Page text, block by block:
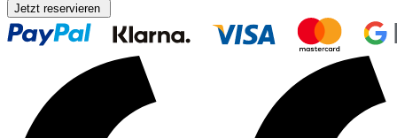
Jetzt reservieren